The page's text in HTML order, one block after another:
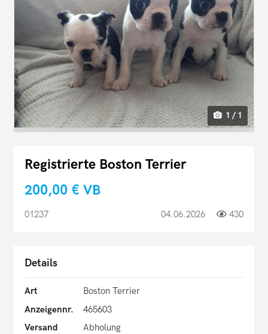
1 / 1
Registrierte Boston Terrier
200,00 € VB
01237 04.06.2026 430
Details
Art
Boston Terrier
Anzeigennr.
465603
Versand
Abholung